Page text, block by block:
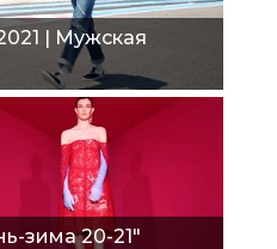
| Мужская
зима 20-21"